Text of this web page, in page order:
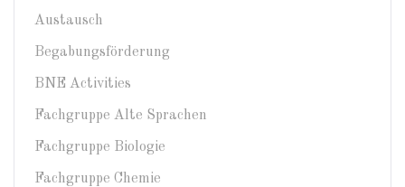
Austausch
Begabungsförderung
BNE Activities
Fachgruppe Alte Sprachen
Fachgruppe Biologie
Fachgruppe Chemie